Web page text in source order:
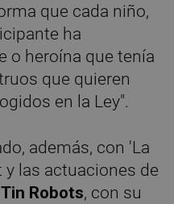
que cada niño,
ha
o heroína que tenía
que quieren
en la Ley".
además, con 'La
y las actuaciones de
Tin Robots, con su